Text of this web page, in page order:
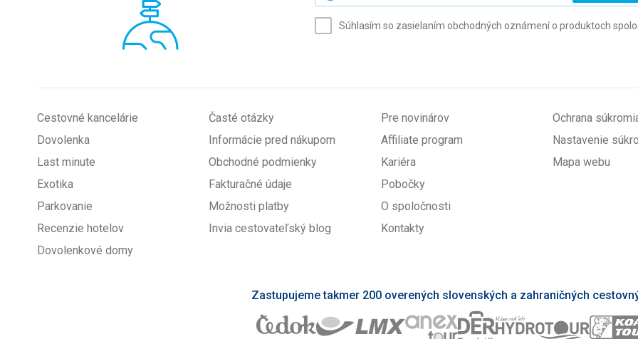
Súhlasím so zasielaním obchodných oznámení o produktoch
Cestovné kancelárie
Dovolenka
Last minute
Exotika
Parkovanie
Recenzie hotelov
Dovolenkové domy
Časté otázky
Informácie pred nákupom
Obchodné podmienky
Fakturačné údaje
Možnosti platby
Invia cestovateľský blog
Pre novinárov
Affiliate program
Kariéra
Pobočky
O spoločnosti
Kontakty
Ochrana
Nastavenie
Mapa webu
Zastupujeme takmer 200 overených slovenských a zahraničných